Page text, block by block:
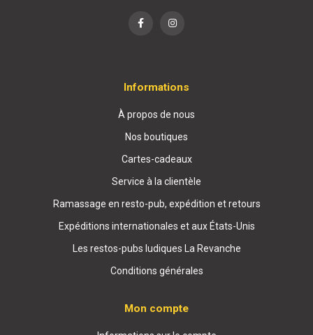
Informations
À propos de nous
Nos boutiques
Cartes-cadeaux
Service à la clientèle
Ramassage en resto-pub, expédition et retours
Expéditions internationales et aux États-Unis
Les restos-pubs ludiques La Revanche
Conditions générales
Mon compte